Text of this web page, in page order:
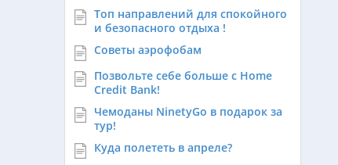
Финляндия из Алматы
Сингапур из Алматы
Топ направлений для спокойного
и безопасного отдыха !
Советы аэрофобам
Позвольте себе больше с Home
Credit Bank!
Чемоданы NinetyGo в подарок за
тур!
Куда полететь в апреле?